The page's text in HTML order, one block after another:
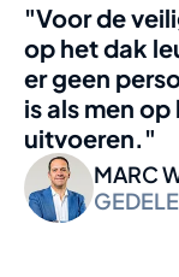
"Voor de
op het dak
er geen
is als men
uitvoeren."
MARC